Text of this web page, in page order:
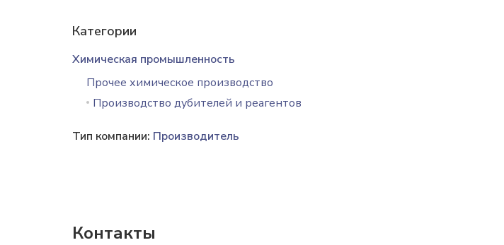
Категории
Химическая промышленность
Прочее химическое производство
Производство дубителей и реагентов
Тип компании: Производитель
Контакты